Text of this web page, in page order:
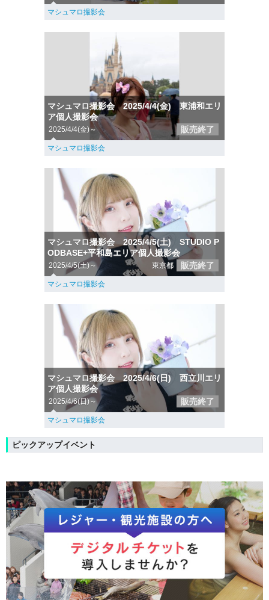
マシュマロ撮影会
マシュマロ撮影会 2025/4/4(金) 東浦和エリ
ア個人撮影会
2025/4/4(金)～ 販売終了
マシュマロ撮影会
マシュマロ撮影会 2025/4/5(土) STUDIO P
ODBASE+平和島エリア個人撮影会
2025/4/5(土)～ 東京都 販売終了
マシュマロ撮影会
マシュマロ撮影会 2025/4/6(日) 西立川エリ
ア個人撮影会
2025/4/6(日)～ 販売終了
マシュマロ撮影会
ピックアップイベント